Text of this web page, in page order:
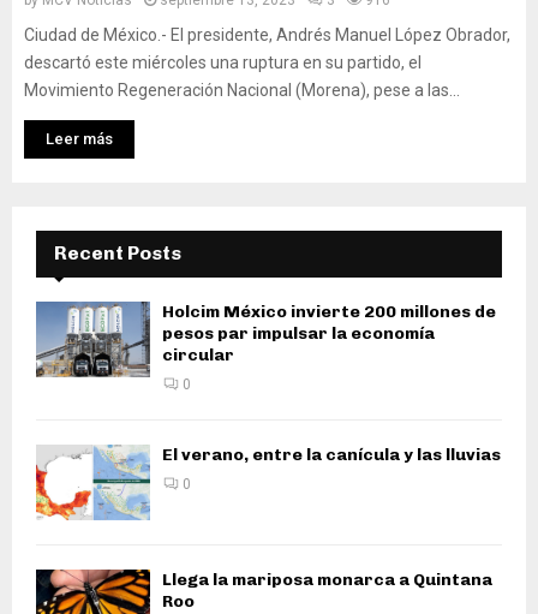
Ciudad de México.- El presidente, Andrés Manuel López Obrador,
descartó este miércoles una ruptura en su partido, el
Movimiento Regeneración Nacional (Morena), pese a las...
Leer más
Recent Posts
Holcim México invierte 200 millones de
pesos par impulsar la economía
circular
0
El verano, entre la canícula y las lluvias
0
Llega la mariposa monarca a Quintana
Roo